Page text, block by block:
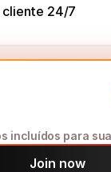
cliente 24/7
incluídos para
Join now